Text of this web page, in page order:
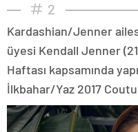
2
Kardashian/Jenner
üyesi Kendall Jenner
Haftası kapsamında
İlkbahar/Yaz 2017